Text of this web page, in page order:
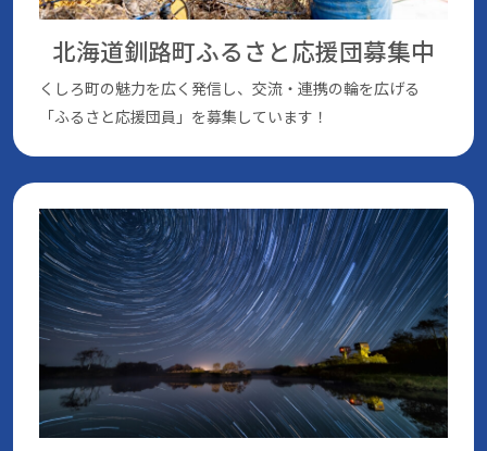
北海道釧路町ふるさと応援団募集中
くしろ町の魅⼒を広く発信し、交流・連携の輪を広げる
「ふるさと応援団員」を募集しています！